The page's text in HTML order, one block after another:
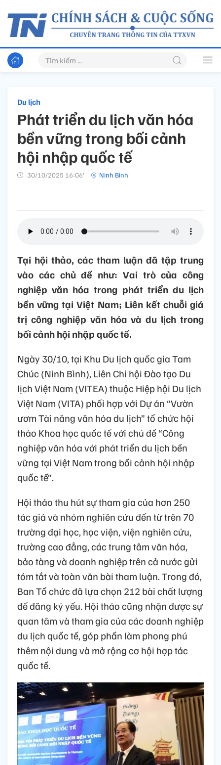
Du lịch
Phát triển du lịch văn hóa
bền vững trong bối cảnh
hội nhập quốc tế
30/10/2025 16:06’ Ninh Bình
Tại hội thảo, các tham luận đã tập trung
vào các chủ đề như: Vai trò của công
nghiệp văn hóa trong phát triển du lịch
bền vững tại Việt Nam; Liên kết chuỗi giá
trị công nghiệp văn hóa và du lịch trong
bối cảnh hội nhập quốc tế.
Ngày 30/10, tại Khu Du lịch quốc gia Tam
Chúc (Ninh Bình), Liên Chi hội Đào tạo Du
lịch Việt Nam (VITEA) thuộc Hiệp hội Du lịch
Việt Nam (VITA) phối hợp với Dự án “Vườn
ươm Tài năng văn hóa du lịch” tổ chức hội
thảo Khoa học quốc tế với chủ đề “Công
nghiệp văn hóa với phát triển du lịch bền
vững tại Việt Nam trong bối cảnh hội nhập
quốc tế”.
Hội thảo thu hút sự tham gia của hơn 250
tác giả và nhóm nghiên cứu đến từ trên 70
trường đại học, học viện, viện nghiên cứu,
trường cao đẳng, các trung tâm văn hóa,
bảo tàng và doanh nghiệp trên cả nước gửi
tóm tắt và toàn văn bài tham luận. Trong đó,
Ban Tổ chức đã lựa chọn 212 bài chất lượng
để đăng kỷ yếu. Hội thảo cũng nhận được sự
quan tâm và tham gia của các doanh nghiệp
du lịch quốc tế, góp phần làm phong phú
thêm nội dung và mở rộng cơ hội hợp tác
quốc tế.